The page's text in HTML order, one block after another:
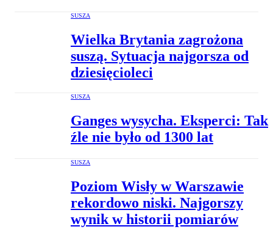
SUSZA
Wielka Brytania zagrożona
suszą. Sytuacja najgorsza od
dziesięcioleci
SUSZA
Ganges wysycha. Eksperci: Tak
źle nie było od 1300 lat
SUSZA
Poziom Wisły w Warszawie
rekordowo niski. Najgorszy
wynik w historii pomiarów